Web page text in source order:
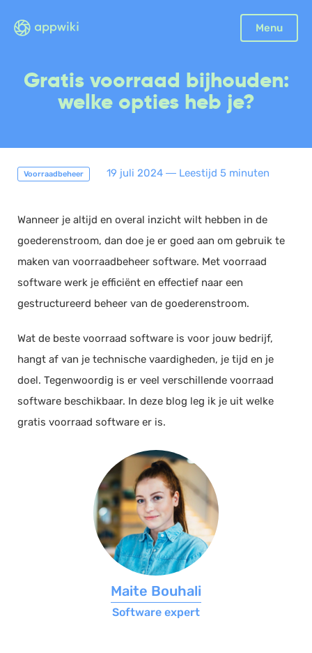
Menu
Facturatie
Aangifte
Incasso
Scan en herken
CRM
Sales
Urenregistratie
Offerte
Documentmanagement
Projectmanagement
Workflowmanagement
Planning
Werkbonnen
Voorraadbeheer
Verlof en verzuim
Gratis voorraad bijhouden:
welke opties heb je?
Voorraadbeheer 19 juli 2024 ― Leestijd 5 minuten
Wanneer je altijd en overal inzicht wilt hebben in de
goederenstroom, dan doe je er goed aan om gebruik te
maken van voorraadbeheer software. Met voorraad
software werk je efficiënt en effectief naar een
gestructureerd beheer van de goederenstroom.
Wat de beste voorraad software is voor jouw bedrijf,
hangt af van je technische vaardigheden, je tijd en je
doel. Tegenwoordig is er veel verschillende voorraad
software beschikbaar. In deze blog leg ik je uit welke
gratis voorraad software er is.
Maite Bouhali
Software expert